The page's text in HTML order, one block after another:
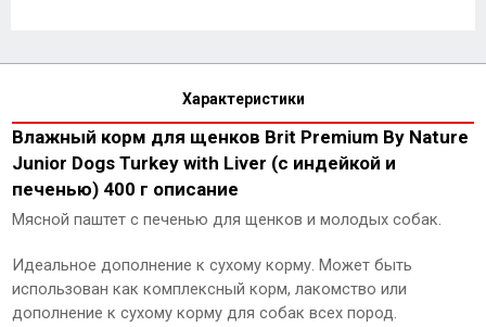
Характеристики
Влажный корм для щенков Brit Premium By Nature
Junior Dogs Turkey with Liver (с индейкой и
печенью) 400 г описание
Мясной паштет с печенью для щенков и молодых собак.
Идеальное дополнение к сухому корму. Может быть
использован как комплексный корм, лакомство или
дополнение к сухому корму для собак всех пород.